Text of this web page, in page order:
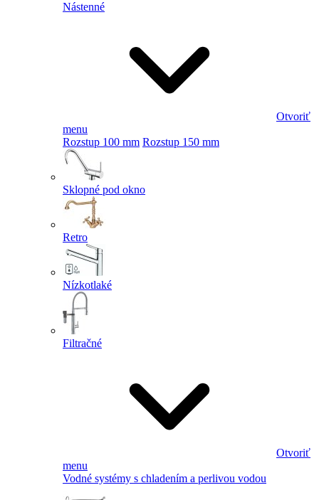
Nástenné
Otvoriť
menu
Rozstup 100 mm Rozstup 150 mm
Sklopné pod okno
Retro
Nízkotlaké
Filtračné
Otvoriť
menu
Vodné systémy s chladením a perlivou vodou